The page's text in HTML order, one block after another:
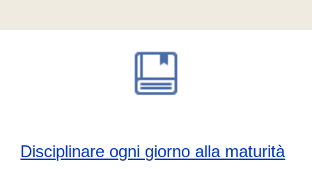
Disciplinare ogni giorno alla maturità